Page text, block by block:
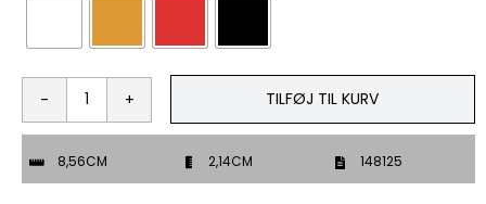
Kombardo
-
Mærke
antal
TILFØJ TIL KURV
8,56CM 2,14CM 148125